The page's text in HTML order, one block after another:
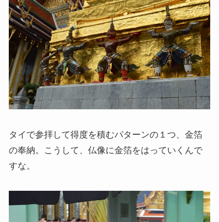
タイで参拝して得度を積むパターンの１つ、金箔
の奉納。こうして、仏像に金箔をはっていくんで
すな。